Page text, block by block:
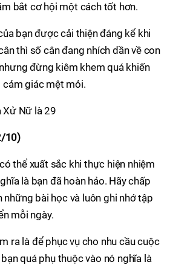
bắt cơ hội một cách tốt hơn.
bạn được cải thiện đáng kể khi
thì số cân đang nhích dần về con
đừng kiêm khem quá khiến
cảm giác mệt mỏi.
Xử Nữ là 29
10)
thể xuất sắc khi thực hiện nhiệm
là bạn đã hoàn hảo. Hãy chấp
những bài học và luôn ghi nhớ tập
mỗi ngày.
ra là để phục vụ cho nhu cầu cuộc
quá phụ thuộc vào nó nghĩa là